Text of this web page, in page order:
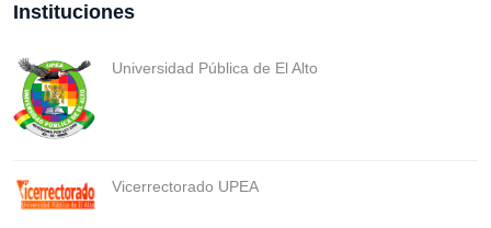
Instituciones
Universidad Pública de El Alto
Vicerrectorado UPEA